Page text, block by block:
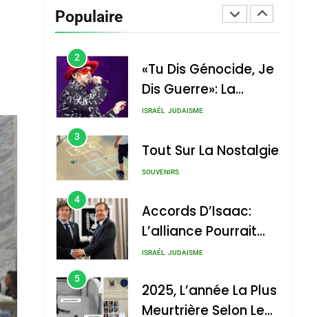
Populaire
Vanessa De Loya
2
«Tu Dis Génocide, Je
Dis Guerre»: La
Nouvelle Chanson De
ISRAÉL JUDAISME
3
Tout Sur La Nostalgie
SOUVENIRS
4
Accords D’Isaac:
L’alliance Pourrait
S’étendre À 13 Pays
ISRAÉL JUDAISME
5
2025, L’année La Plus
Meurtrière Selon Le